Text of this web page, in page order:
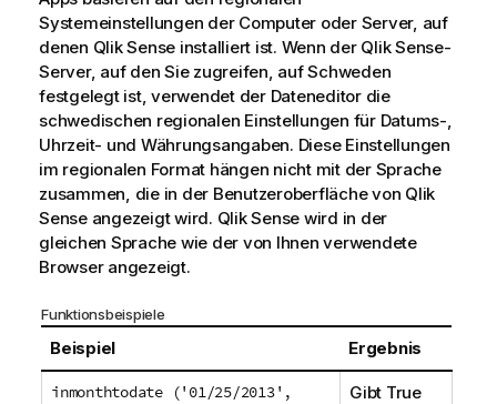
Systemeinstellungen der Computer oder Server, auf
denen Qlik Sense installiert ist. Wenn der Qlik Sense-
Server, auf den Sie zugreifen, auf Schweden
festgelegt ist, verwendet der Dateneditor die
schwedischen regionalen Einstellungen für Datums-,
Uhrzeit- und Währungsangaben. Diese Einstellungen
im regionalen Format hängen nicht mit der Sprache
zusammen, die in der Benutzeroberfläche von Qlik
Senseangezeigt wird. Qlik Sense wird in der
gleichen Sprache wie der von Ihnen verwendete
Browser angezeigt.
Funktionsbeispiele
Beispiel Ergebnis
inmonthtodate ('01/25/2013',
Gibt True